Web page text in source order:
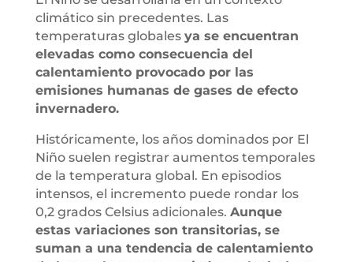
climático sin precedentes. Las
temperaturas globales ya se encuentran
elevadas como consecuencia del
calentamiento provocado por las
emisiones humanas de gases de efecto
invernadero.
Históricamente, los años dominados por El
Niño suelen registrar aumentos temporales
de la temperatura global. En episodios
intensos, el incremento puede rondar los
0,2 grados Celsius adicionales. Aunque
estas variaciones son transitorias, se
suman a una tendencia de calentamiento